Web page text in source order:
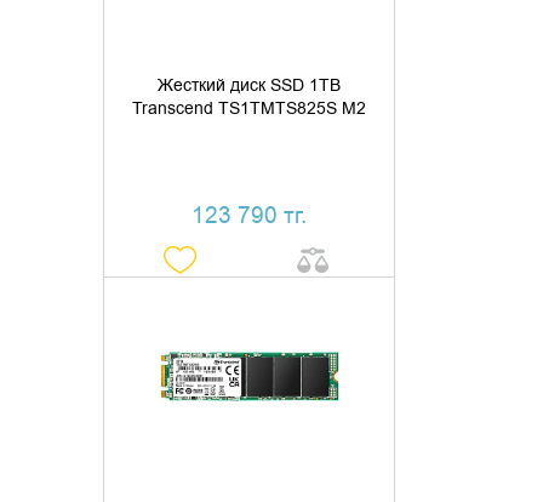
Жесткий диск SSD 1TB
Transcend TS1TMTS825S M2
123 790 тг.